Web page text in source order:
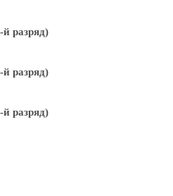
разряд)
разряд)
разряд)